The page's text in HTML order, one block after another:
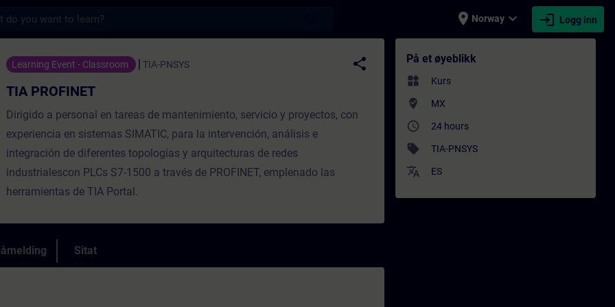
place Norway expand_more login Logg inn
- Opplæring - Opplæring - Faglig utvikling | SITRAIN
Learning Event - Classroom TIA-PNSYS
share
TIA PROFINET
Dirigido a personal en tareas de mantenimiento, servicio y proyectos, con
experiencia en sistemas SIMATIC, para la intervención, análisis e
integración de diferentes topologías y arquitecturas de redes
industrialescon PLCs S7-1500 a través de PROFINET, emplenado las
herramientas de TIA Portal.
Sitat
På et øyeblikk
widgets Kurs
where_to_vote MX
access_time 24 hours
sell TIA-PNSYS
translate ES